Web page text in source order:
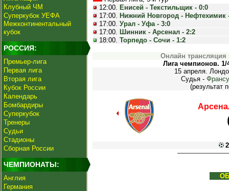
Клубный ЧМ
Суперкубок УЕФА
Межконтинентальный
кубок
РОССИЯ:
Премьер-лига
Первая лига
Вторая лига
Кубок России
Календарь
Бомбардиры
Суперкубок
Тренеры
Судьи
Стадионы
Сборная России
ЧЕМПИОНАТЫ:
Англия
Германия
12:00. Енисей - Текстильщик - 0:0
17:00. Нижний Новгород - Нефтехимик
17:00. Урал - Уфа - 3:0
17:00. Шинник - Арсенал - 2:2
18:00. Торпедо - Сочи - 1:2
Онлайн трансляция
Лига чемпионов.
15 апреля.
Судья -
(результат